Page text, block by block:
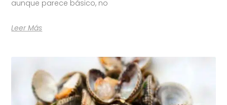
aunque parece básico, no
Leer Más